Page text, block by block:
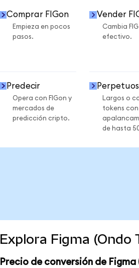
Comprar FIGon
Empieza en pocos
pasos.
Vender
Cambia
efectivo.
Predecir
Opera con FIGon y
mercados de
predicción cripto.
Perpetuos
Largos o
tokens con
de hasta
Explora Figma (Ondo
Precio de conversión de Figma